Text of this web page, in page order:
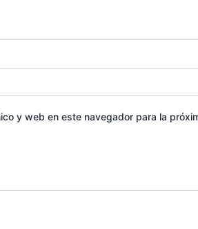
y web en este navegador para la